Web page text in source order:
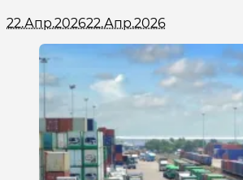
22.Апр.202622.Апр.2026